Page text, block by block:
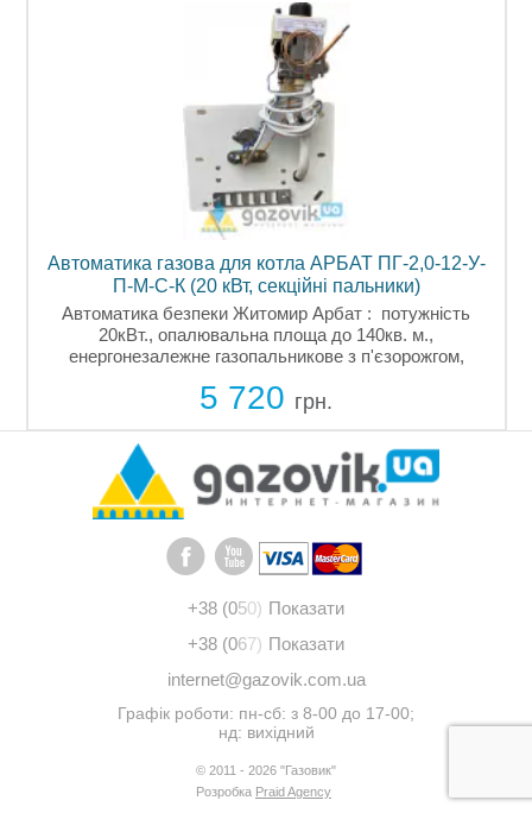
Автоматика газова для котла АРБАТ ПГ-2,0-12-У-
П-М-С-К (20 кВт, секційні пальники)
Автоматика безпеки Житомир Арбат : потужність
20кВт., опалювальна площа до 140кв. м.,
енергонезалежне газопальникове з п'єзорожгом,
килимовий секційний пальник ....
5 720 грн.
+38 (050) Показати
+38 (067) Показати
internet@gazovik.com.ua
Графік роботи: пн-сб: з 8-00 до 17-00;
нд: вихідний
© 2011 - 2026 "Газовик"
Розробка Praid Agency